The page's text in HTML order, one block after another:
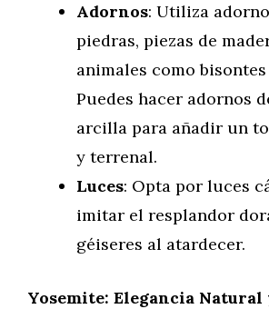
Adornos: Utiliza
piedras, piezas de
animales como bisontes
Puedes hacer adornos
arcilla para añadir un
y terrenal.
Luces: Opta por luces
imitar el resplandor
géiseres al atardecer.
Yosemite: Elegancia Natural